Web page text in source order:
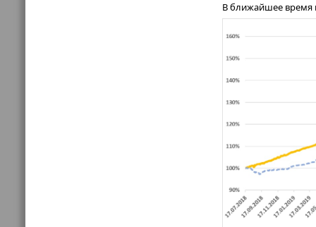
В ближайшее время